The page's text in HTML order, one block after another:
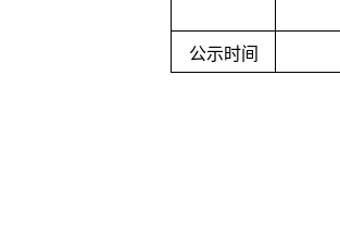
公示时间